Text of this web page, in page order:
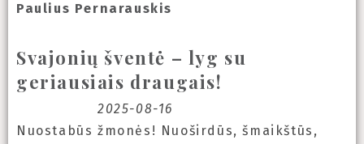
Paulius Pernarauskis
Svajonių šventė – lyg su
geriausiais draugais!
2025-08-16
Nuostabūs žmonės! Nuoširdūs, šmaikštūs,